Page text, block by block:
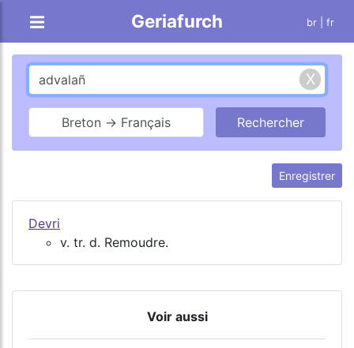
Geriafurch br | fr
Breton → Français
Enregistrer
Devri
v. tr. d. Remoudre.
Voir aussi